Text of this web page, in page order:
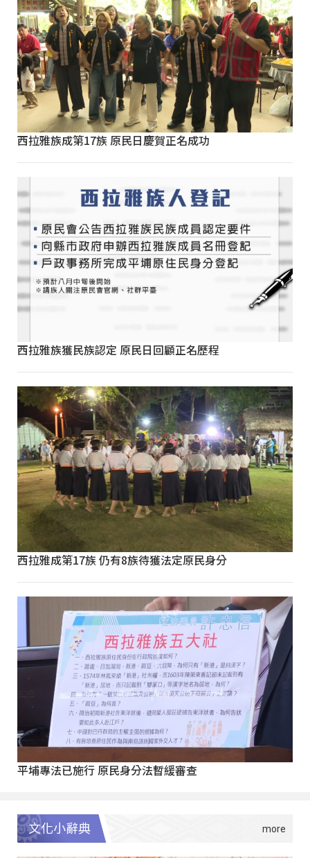
西拉雅族成第17族 原民日慶賀正名成功
西拉雅族獲民族認定 原民日回顧正名歷程
西拉雅成第17族 仍有8族待獲法定原民身分
平埔專法已施行 原民身分法暫緩審查
文化小辭典